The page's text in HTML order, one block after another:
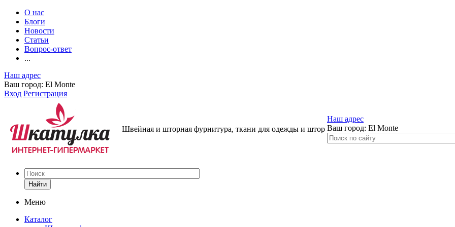
О нас
Блоги
Новости
Статьи
Вопрос-ответ
...
Наш адрес
Ваш город: El Monte
Вход Регистрация
Швейная и шторная фурнитура, ткани для одежды и штор
Наш адрес
Ваш город: El Monte
Найти
Меню
Каталог